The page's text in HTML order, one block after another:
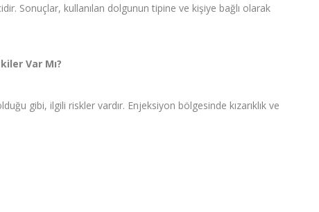
Sonuçlar, kullanılan dolgunun tipine ve kişiye bağlı olarak
Var Mı?
gibi, ilgili riskler vardır. Enjeksiyon bölgesinde kızarıklık ve